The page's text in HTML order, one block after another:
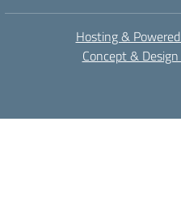
Hosting &
Concept &